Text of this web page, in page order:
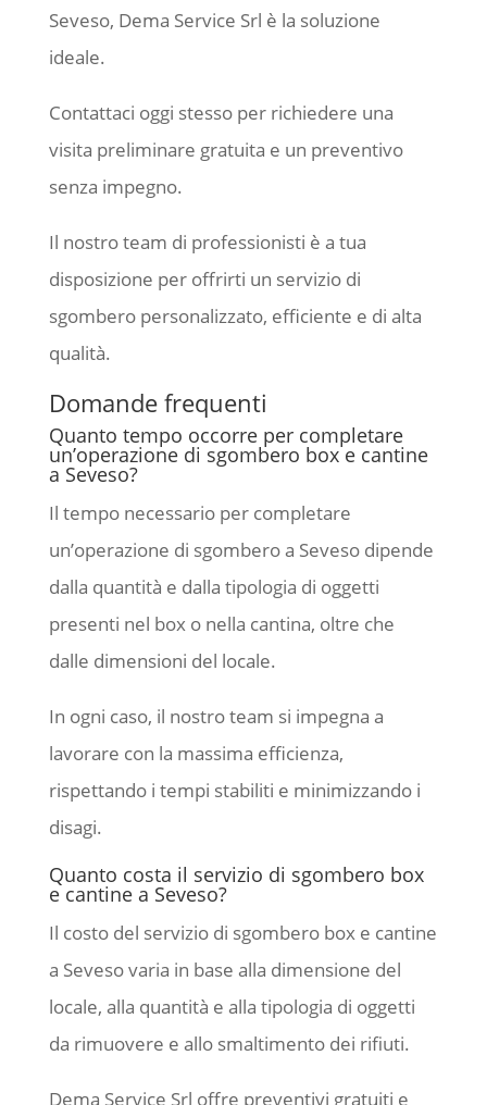
Seveso, Dema Service Srl è la soluzione
ideale.
Contattaci oggi stesso per richiedere una
visita preliminare gratuita e un preventivo
senza impegno.
Il nostro team di professionisti è a tua
disposizione per offrirti un servizio di
sgombero personalizzato, efficiente e di alta
qualità.
Domande frequenti
Quanto tempo occorre per completare
un’operazione di sgombero box e cantine
a Seveso?
Il tempo necessario per completare
un’operazione di sgombero a Seveso dipende
dalla quantità e dalla tipologia di oggetti
presenti nel box o nella cantina, oltre che
dalle dimensioni del locale.
In ogni caso, il nostro team si impegna a
lavorare con la massima efficienza,
rispettando i tempi stabiliti e minimizzando i
disagi.
Quanto costa il servizio di sgombero box
e cantine a Seveso?
Il costo del servizio di sgombero box e cantine
a Seveso varia in base alla dimensione del
locale, alla quantità e alla tipologia di oggetti
da rimuovere e allo smaltimento dei rifiuti.
Dema Service Srl offre preventivi gratuiti e